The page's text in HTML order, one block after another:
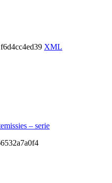
XML
– serie